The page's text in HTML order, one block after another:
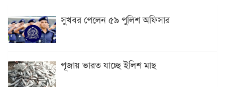
সুখবর পেলেন ৫৯ পুলিশ অফিসার
পূজায় ভারত যাচ্ছে ইলিশ মাছ